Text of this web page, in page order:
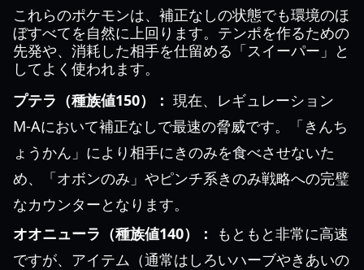
これらのポケモンは、補正なしの状態でも環境のほ
ぼすべてを自然に上回ります。テンポを作るための
先発や、消耗した相手を仕留める「スイーパー」と
してよく使われます。
プテラ（種族値150）： 現在、レギュレーション
M-Aにおいて補正なしで最速の脅威です。「きんち
ょうかん」により相手にきのみを食べさせないた
め、「オボンのみ」やピンチ系きのみ戦略への完璧
なカウンターとなります。
オオニューラ（種族値140）：
もともと非常に高速
ですが、アイテム（通常はしろいハーブやきあいの